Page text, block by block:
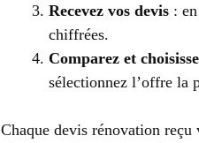
Recevez vos devis :
chiffrées.
Comparez et
sélectionnez l’offre la
Chaque devis rénovation